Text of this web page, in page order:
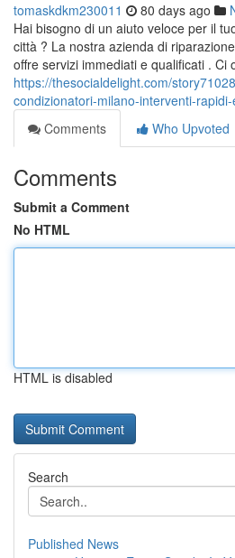
tomaskdkm230011 80 days ago
Hai bisogno di un aiuto veloce per il
città ? La nostra azienda di
offre servizi immediati e qualificati . Ci
https://thesocialdelight.com/
condizionatori-milano-interventi-
Comments
Who Upvoted
Comments
Submit a Comment
No HTML
HTML is disabled
Search
Published News